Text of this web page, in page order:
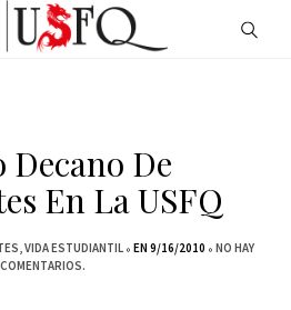
Decano De
En La USFQ
VIDA ESTUDIANTIL EN 9/16/2010
NO HAY
COMENTARIOS.